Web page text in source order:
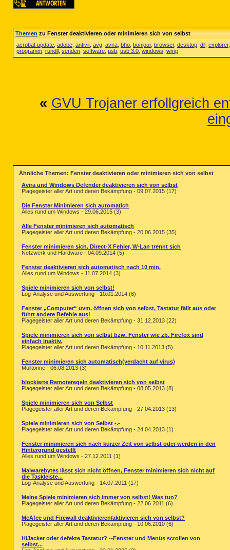
Themenzu Fenster deaktivieren oder minimieren sich von selbst
acrobat update adobe antivir, avg avira bho bonjour, browser, desktop dll explorer
programm rundll senden software usb usb 3.0 windows wmp
« GVU Trojaner erfollgreich
Ähnliche Themen: Fenster deaktivieren oder minimieren sich von selbst
Avira und Windows Defender deaktivieren sich von selbst
Plagegeister aller Art und deren Bekämpfung - 09.07.2015 (17)
Die Fenster Minimieren sich automatich
Alles rund um Windows - 29.06.2015 (3)
Alle Fenster minimieren sich automatisch
Plagegeister aller Art und deren Bekämpfung - 20.06.2015 (35)
Fenster minimieren sich, Direct-X Fehler, W-Lan trennt sich
Netzwerk und Hardware - 04.09.2014 (5)
Fenster deaktivieren sich automatisch nach 10 min.
Alles rund um Windows - 11.07.2014 (3)
Spiele minimieren sich von selbst!
Log-Analyse und Auswertung - 10.01.2014 (8)
Fenster „Computer“ uvm. öffnen sich von selbst, Tastatur fällt aus oder
führt andere Befehle aus!
Plagegeister aller Art und deren Bekämpfung - 31.12.2013 (22)
Spiele minimieren sich von selbst bzw. Fenster wie zb. Firefox sind
einfach inaktiv.
Plagegeister aller Art und deren Bekämpfung - 10.11.2013 (5)
Fenster minimieren sich automatisch(verdacht auf virus)
Mülltonne - 06.08.2013 (3)
blockierte Remoteregeln deaktivieren sich von selbst
Plagegeister aller Art und deren Bekämpfung - 08.05.2013 (8)
Spiele minimieren sich von Selbst
Plagegeister aller Art und deren Bekämpfung - 27.04.2013 (13)
Spiele minimieren sich von Selbst -.-
Plagegeister aller Art und deren Bekämpfung - 24.04.2013 (1)
Fenster minimieren sich nach kurzer Zeit von selbst oder werden in den
Hintergrund gestellt
Alles rund um Windows - 27.12.2011 (1)
Malwarebytes lässt sich nicht öffnen, Fenster minimieren sich nicht auf
die Taskleiste...
Log-Analyse und Auswertung - 14.07.2011 (17)
Meine Spiele minimieren sich immer von selbst! Was tun?
Plagegeister aller Art und deren Bekämpfung - 22.06.2011 (6)
McAfee und Firewall deaktivieren/aktivieren sich von selbst?
Plagegeister aller Art und deren Bekämpfung - 10.06.2010 (6)
HiJacker oder defekte Tastatur? --Fenster und Menüs scrollen von
selbst...